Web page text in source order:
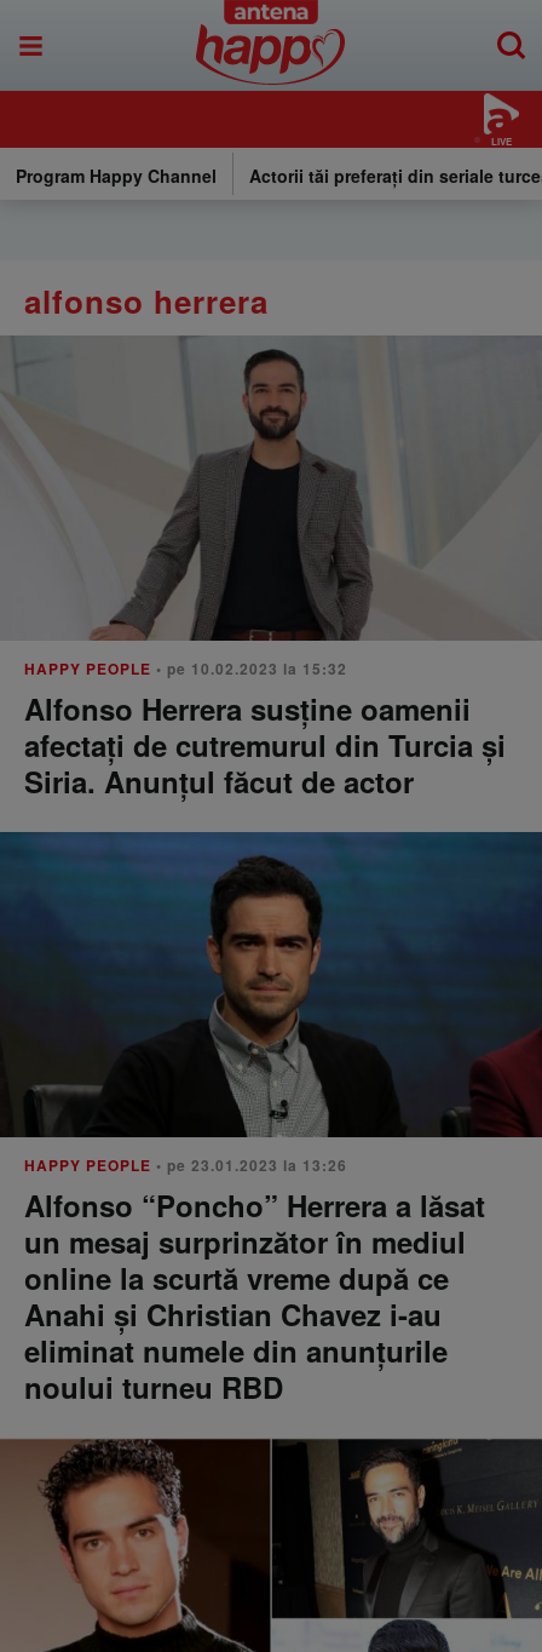
LIVE
Program Happy Channel Actorii tăi preferați din seriale
alfonso herrera
HAPPY PEOPLE • pe 10.02.2023 la 15:32
Alfonso Herrera susține oamenii
afectați de cutremurul din Turcia și
Siria. Anunțul făcut de actor
HAPPY PEOPLE • pe 23.01.2023 la 13:26
Alfonso “Poncho” Herrera a lăsat
un mesaj surprinzător în mediul
online la scurtă vreme după ce
Anahi și Christian Chavez i-au
eliminat numele din anunțurile
noului turneu RBD